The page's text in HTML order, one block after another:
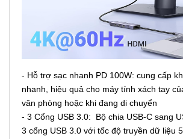
- Hỗ trợ sạc nhanh PD 100W: cung cấp
nhanh, hiệu quả cho máy tính xách tay
văn phòng hoặc khi đang di chuyển
- 3 Cổng USB 3.0: Bộ chia USB-C sang
3 cổng USB 3.0 với tốc độ truyền dữ liệu